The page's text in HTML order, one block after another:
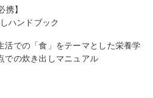
携】
ハンドブック
活での「食」をテーマとした栄養学
での炊き出しマニュアル